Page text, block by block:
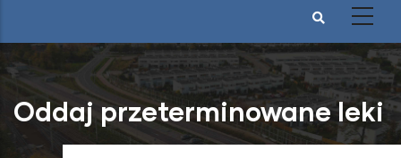
Oddaj przeterminowane leki